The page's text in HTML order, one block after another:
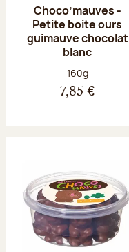
Choco’mauves -
Petite boite ours
guimauve chocolat
blanc
Poids net :
160g
7,85 €